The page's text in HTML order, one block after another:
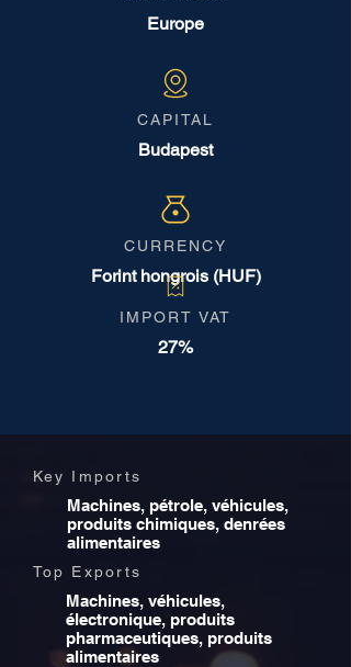
Europe
CAPITAL
Budapest
CURRENCY
Forint hongrois (HUF)
IMPORT VAT
27%
Key Imports
Machines, pétrole, véhicules,
produits chimiques, denrées
alimentaires
Top Exports
Machines, véhicules,
électronique, produits
pharmaceutiques, produits
alimentaires